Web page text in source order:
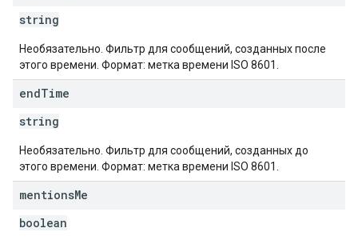
string
Необязательно. Фильтр для сообщений, созданных после
этого времени. Формат: метка времени ISO 8601.
endTime
string
Необязательно. Фильтр для сообщений, созданных до
этого времени. Формат: метка времени ISO 8601.
mentionsMe
boolean